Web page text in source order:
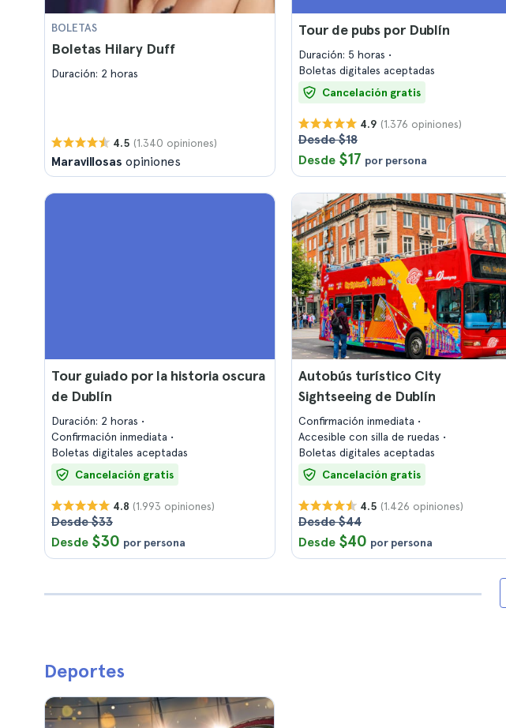
BOLETAS
Boletas Hilary Duff
Duración: 2 horas
4.5 (1.340 opiniones)
Maravillosas opiniones
Tour de pubs por Dublín
Duración: 5 horas
Boletas digitales aceptadas
Cancelación gratis
4.9 (1.376 opiniones)
Desde $18
Desde $17 por persona
Tour guiado por la historia oscura
de Dublín
Duración: 2 horas
Confirmación inmediata
Boletas digitales aceptadas
Cancelación gratis
4.8 (1.993 opiniones)
Desde $33
Desde $30 por persona
Autobús turístico City
Sightseeing de Dublín
Confirmación inmediata
Accesible con silla de ruedas
Boletas digitales aceptadas
Cancelación gratis
4.5 (1.426 opiniones)
Desde $44
Desde $40 por persona
Deportes